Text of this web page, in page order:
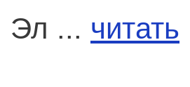
Эл ... читать